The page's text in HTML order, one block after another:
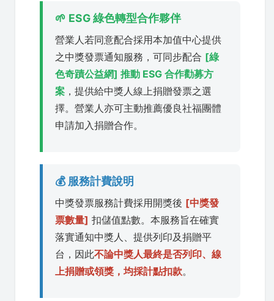
🌱 ESG 綠色轉型合作夥伴
營業人若同意配合採用本加值中心提供
之中獎發票通知服務，可同步配合 [綠
色奇蹟公益網] 推動 ESG 合作勸募方
案 ，提供給中獎人線上捐贈發票之選
擇。營業人亦可主動推薦優良社福團體
申請加入捐贈合作。
💰 服務計費說明
中獎發票服務計費採用開獎後 [中獎發
票數量] 扣儲值點數。本服務旨在確實
落實通知中獎人、提供列印及捐贈平
台，因此不論中獎人最終是否列印、線
上捐贈或領獎，均採計點扣款。